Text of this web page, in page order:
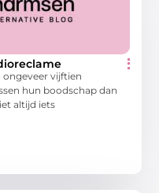
ongeveer vijftien
hun boodschap dan
altijd iets